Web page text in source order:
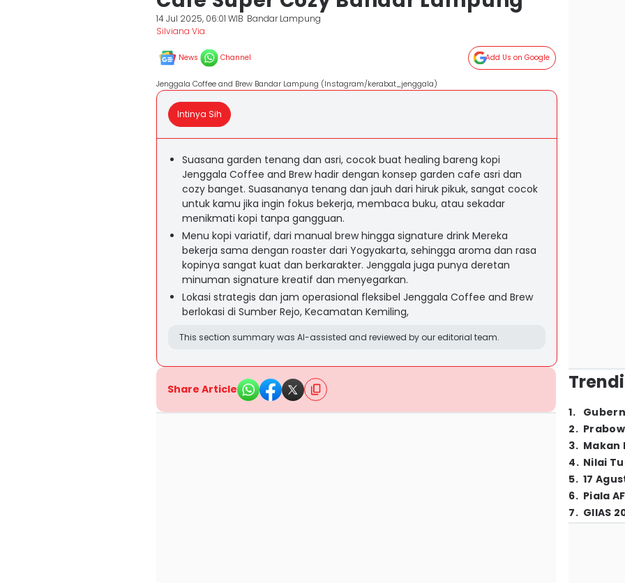
14 Jul 2025, 06:01 WIB Bandar Lampung
Silviana Via
News Channel Add Us on Google
Jenggala Coffee and Brew Bandar Lampung (Instagram/kerabat_jenggala)
Intinya Sih
Suasana garden tenang dan asri, cocok buat healing bareng kopi
Jenggala Coffee and Brew hadir dengan konsep garden cafe asri dan
cozy banget. Suasananya tenang dan jauh dari hiruk pikuk, sangat cocok
untuk kamu jika ingin fokus bekerja, membaca buku, atau sekadar
menikmati kopi tanpa gangguan.
Menu kopi variatif, dari manual brew hingga signature drink Mereka
bekerja sama dengan roaster dari Yogyakarta, sehingga aroma dan rasa
kopinya sangat kuat dan berkarakter. Jenggala juga punya deretan
minuman signature kreatif dan menyegarkan.
Lokasi strategis dan jam operasional fleksibel Jenggala Coffee and Brew
berlokasi di Sumber Rejo, Kecamatan Kemiling,
This section summary was AI-assisted and reviewed by our editorial team.
Share Article
1.
2.
3. Makan
4. Nilai
5. 17
6. Piala
7. GIIAS